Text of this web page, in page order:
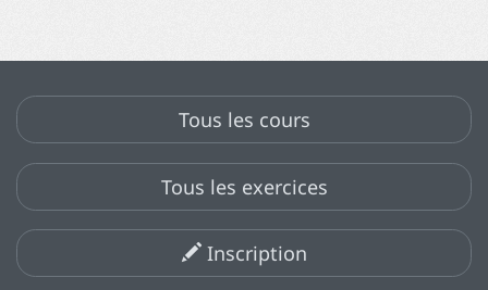
Tous les cours
Tous les exercices
Inscription